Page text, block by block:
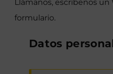
Llámanos, escríbenos
formulario.
Datos